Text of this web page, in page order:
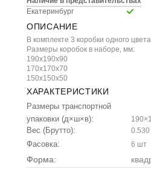
Екатеринбург
ОПИСАНИЕ
В комплекте 3 коробки одного
Размеры коробок в наборе, мм:
190х190х90
170х170х70
150х150х50
ХАРАКТЕРИСТИКИ
Размеры транспортной
упаковки (д×ш×в):
Вес (Брутто): 0.530
Фасовка: 6 шт
Форма: